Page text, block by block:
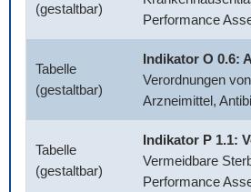
(gestaltbar)
Performance
Tabelle
(gestaltbar)
Indikator O 0.6:
Verordnungen
Arzneimittel,
Tabelle
(gestaltbar)
Indikator P 1.1:
Vermeidbare
Performance